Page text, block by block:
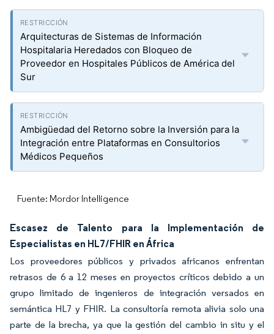
Arquitecturas de Sistemas de Información
Hospitalaria Heredados con Bloqueo de
Proveedor en Hospitales Públicos de América del
Sur
Ambigüedad del Retorno sobre la Inversión para la
Integración entre Plataformas en Consultorios
Médicos Pequeños
Fuente: Mordor Intelligence
Escasez de Talento para la Implementación de
Especialistas en HL7/FHIR en África
Los proveedores públicos y privados africanos enfrentan
retrasos de 6 a 12 meses en proyectos críticos debido a un
grupo limitado de ingenieros de integración versados en
semántica HL7 y FHIR. La consultoría remota alivia solo una
parte de la brecha, ya que la gestión del cambio in situ y el